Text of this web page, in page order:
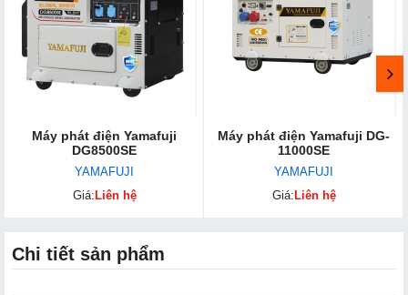
Máy phát điện Yamafuji
DG8500SE
YAMAFUJI
Giá: Liên hệ
Máy phát điện Yamafuji DG-
11000SE
YAMAFUJI
Giá: Liên hệ
Chi tiết sản phẩm